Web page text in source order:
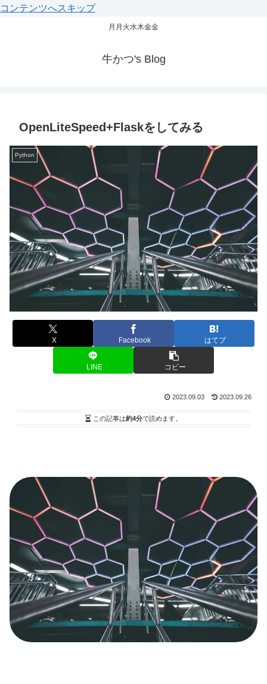
コンテンツへスキップ
月月火水木金金
牛かつ's Blog
OpenLiteSpeed+Flaskをしてみる
Python
X Facebook はてブ
LINE コピー
2023.09.03 2023.09.26
この記事は約4分で読めます。